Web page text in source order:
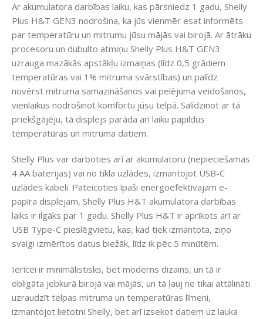
Ar akumulatora darbības laiku, kas pārsniedz 1 gadu, Shelly
Plus H&T GEN3 nodrošina, ka jūs vienmēr esat informēts
par temperatūru un mitrumu jūsu mājās vai birojā. Ar ātrāku
procesoru un dubulto atmiņu Shelly Plus H&T GEN3
uzrauga mazākās apstākļu izmaiņas (līdz 0,5 grādiem
temperatūras vai 1% mitruma svārstības) un palīdz
novērst mitruma samazināšanos vai pelējuma veidošanos,
vienlaikus nodrošinot komfortu jūsu telpā. Salīdzinot ar tā
priekšgājēju, tā displejs parāda arī laiku papildus
temperatūras un mitruma datiem.
Shelly Plus var darboties arī ar akumulatoru (nepieciešamas
4 AA baterijas) vai no tīkla uzlādes, izmantojot USB-C
uzlādes kabeli. Pateicoties īpaši energoefektīvajam e-
papīra displejam, Shelly Plus H&T akumulatora darbības
laiks ir ilgāks par 1 gadu. Shelly Plus H&T ir aprīkots arī ar
USB Type-C pieslēgvietu, kas, kad tiek izmantota, ziņo
svaigi izmērītos datus biežāk, līdz ik pēc 5 minūtēm.
Ierīcei ir minimālistisks, bet moderns dizains, un tā ir
obligāta jebkurā birojā vai mājās, un tā ļauj ne tikai attālināti
uzraudzīt telpas mitruma un temperatūras līmeni,
izmantojot lietotni Shelly, bet arī izsekot datiem uz lauka